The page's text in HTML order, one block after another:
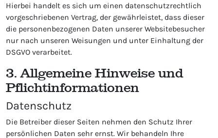
Hierbei handelt es sich um einen datenschutzrechtlich
vorgeschriebenen Vertrag, der gewährleistet, dass dieser
die personenbezogenen Daten unserer Websitebesucher
nur nach unseren Weisungen und unter Einhaltung der
DSGVO verarbeitet.
3. Allgemeine Hinweise und
Pflicht­informationen
Datenschutz
Die Betreiber dieser Seiten nehmen den Schutz Ihrer
persönlichen Daten sehr ernst. Wir behandeln Ihre